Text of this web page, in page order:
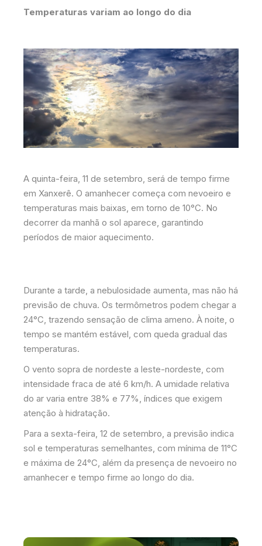
Temperaturas variam ao longo do dia
A quinta-feira, 11 de setembro, será de tempo firme
em Xanxerê. O amanhecer começa com nevoeiro e
temperaturas mais baixas, em torno de 10°C. No
decorrer da manhã o sol aparece, garantindo
períodos de maior aquecimento.
Durante a tarde, a nebulosidade aumenta, mas não há
previsão de chuva. Os termômetros podem chegar a
24°C, trazendo sensação de clima ameno. À noite, o
tempo se mantém estável, com queda gradual das
temperaturas.
O vento sopra de nordeste a leste-nordeste, com
intensidade fraca de até 6 km/h. A umidade relativa
do ar varia entre 38% e 77%, índices que exigem
atenção à hidratação.
Para a sexta-feira, 12 de setembro, a previsão indica
sol e temperaturas semelhantes, com mínima de 11°C
e máxima de 24°C, além da presença de nevoeiro no
amanhecer e tempo firme ao longo do dia.